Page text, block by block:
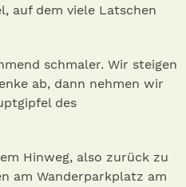
auf dem viele Latschen
schmaler. Wir steigen
ab, dann nehmen wir
des
Hinweg, also zurück zu
am Wanderparkplatz am